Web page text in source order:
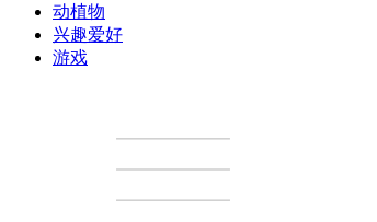
动植物
兴趣爱好
游戏